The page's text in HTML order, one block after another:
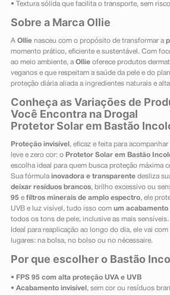
• Textura sólida que facilita o transporte, sem
Sobre a Marca Ollie
A Ollienasceu com o propósito de transformar a
momento prático, eficiente e sustentável. Com
ao meio ambiente, a Ollieoferece produtos
veganos e que respeitam a saúde da pele e do
proteção diária aliada a ingredientes naturais e
Conheça as Variações de
Você Encontra na Drogal
Protetor Solar em Bastão
Proteção invisível , eficaz e feita para
leve e zero cor: o Protetor Solar em Bastão
escolha ideal para quem busca proteção máxima
Sua fórmula inovadora e transparentedesliza
deixar resíduos brancos, brilho excessivo ou
95e filtros minerais de amplo espectro, ele
UVB e luz visível, tudo isso com um acabamento
todos os tons de pele, inclusive as mais sensíveis.
Ideal para reaplicação ao longo do dia, ele vai
lugares: na bolsa, no bolso ou no nécessaire.
Por que escolher o Bastão
• FPS 95 com alta proteção UVA e UVB
• Acabamento invisível , sem cor ou resíduos